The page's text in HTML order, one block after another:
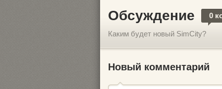
Обсуждение 0
Каким будет новый SimCity?
Новый комментарий